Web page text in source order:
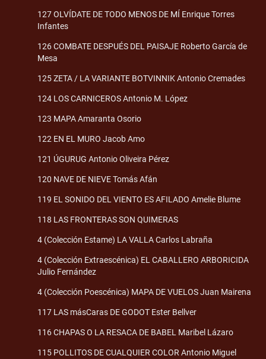
127 OLVÍDATE DE TODO MENOS DE MÍ Enrique Torres
Infantes
126 COMBATE DESPUÉS DEL PAISAJE Roberto García de
Mesa
125 ZETA / LA VARIANTE BOTVINNIK Antonio Cremades
124 LOS CARNICEROS Antonio M. López
123 MAPA Amaranta Osorio
122 EN EL MURO Jacob Amo
121 ÚGURUG Antonio Oliveira Pérez
120 NAVE DE NIEVE Tomás Afán
119 EL SONIDO DEL VIENTO ES AFILADO Amelie Blume
118 LAS FRONTERAS SON QUIMERAS
4 (Colección Estame) LA VALLA Carlos Labraña
4 (Colección Extraescénica) EL CABALLERO ARBORICIDA
Julio Fernández
4 (Colección Poescénica) MAPA DE VUELOS Juan Mairena
117 LAS másCaras DE GODOT Ester Bellver
116 CHAPAS O LA RESACA DE BABEL Maribel Lázaro
115 POLLITOS DE CUALQUIER COLOR Antonio Miguel